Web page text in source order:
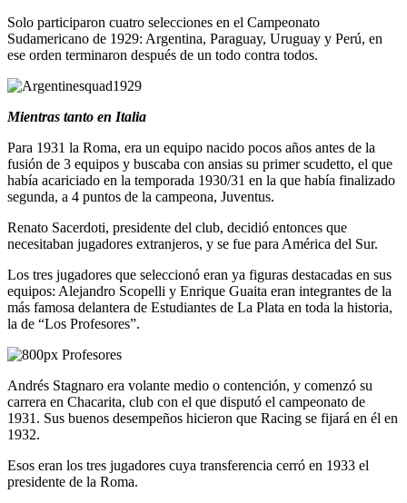
Solo participaron cuatro selecciones en el Campeonato
Sudamericano de 1929: Argentina, Paraguay, Uruguay y Perú, en
ese orden terminaron después de un todo contra todos.
Mientras tanto en Italia
Para 1931 la Roma, era un equipo nacido pocos años antes de la
fusión de 3 equipos y buscaba con ansias su primer scudetto, el que
había acariciado en la temporada 1930/31 en la que había finalizado
segunda, a 4 puntos de la campeona, Juventus.
Renato Sacerdoti, presidente del club, decidió entonces que
necesitaban jugadores extranjeros, y se fue para América del Sur.
Los tres jugadores que seleccionó eran ya figuras destacadas en sus
equipos: Alejandro Scopelli y Enrique Guaita eran integrantes de la
más famosa delantera de Estudiantes de La Plata en toda la historia,
la de “Los Profesores”.
Andrés Stagnaro era volante medio o contención, y comenzó su
carrera en Chacarita, club con el que disputó el campeonato de
1931. Sus buenos desempeños hicieron que Racing se fijará en él en
1932.
Esos eran los tres jugadores cuya transferencia cerró en 1933 el
presidente de la Roma.